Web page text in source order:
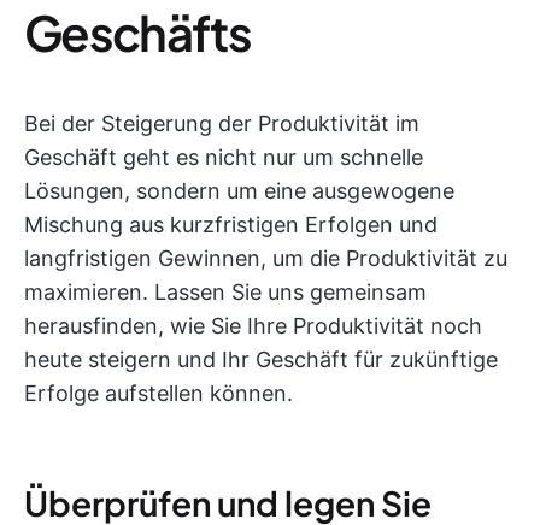
Geschäfts
Bei der Steigerung der Produktivität im
Geschäft geht es nicht nur um schnelle
Lösungen, sondern um eine ausgewogene
Mischung aus kurzfristigen Erfolgen und
langfristigen Gewinnen, um die Produktivität zu
maximieren. Lassen Sie uns gemeinsam
herausfinden, wie Sie Ihre Produktivität noch
heute steigern und Ihr Geschäft für zukünftige
Erfolge aufstellen können.
Überprüfen und legen Sie